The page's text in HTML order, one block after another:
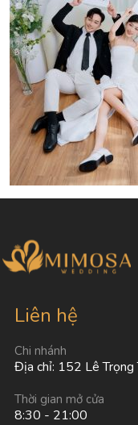
Liên hệ
Chi nhánh
Địa chỉ: 152 Lê Trọng
Thời gian mở cửa
8:30 - 21:00